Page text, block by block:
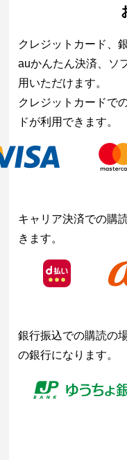
クレジットカード、
auかんたん決済、ソ
用いただけます。
クレジットカードで
ドが利用できます。
キャリア決済での購
きます。
銀行振込での購読の
の銀行になります。